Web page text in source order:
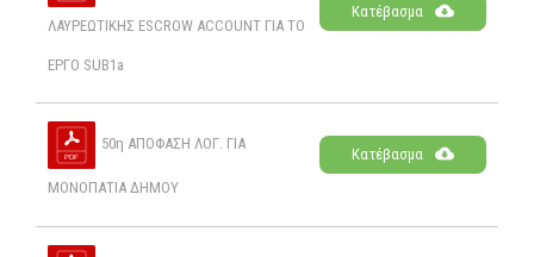
ΛΑΥΡΕΩΤΙΚΗΣ ESCROW ACCOUNT ΓΙΑ ΤΟ
ΕΡΓΟ SUB1a
Κατέβασμα
50η ΑΠΟΦΑΣΗ ΛΟΓ. ΓΙΑ
ΜΟΝΟΠΑΤΙΑ ΔΗΜΟΥ
Κατέβασμα